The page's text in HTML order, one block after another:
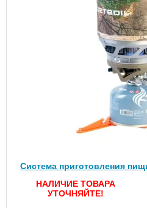
Система приготовления
НАЛИЧИЕ ТОВАРА
УТОЧНЯЙТЕ!